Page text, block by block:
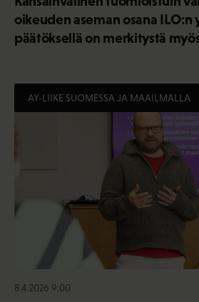
oikeuden aseman osana ILO:n
päätöksellä on merkitystä
AY-LIIKE SUOMESSA JA MAAILMALLA
8.4.2026 9:00